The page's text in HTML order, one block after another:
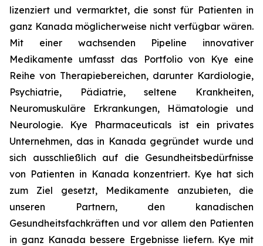
lizenziert und vermarktet, die sonst für Patienten in
ganz Kanada möglicherweise nicht verfügbar wären.
Mit einer wachsenden Pipeline innovativer
Medikamente umfasst das Portfolio von Kye eine
Reihe von Therapiebereichen, darunter Kardiologie,
Psychiatrie, Pädiatrie, seltene Krankheiten,
Neuromuskuläre Erkrankungen, Hämatologie und
Neurologie. Kye Pharmaceuticals ist ein privates
Unternehmen, das in Kanada gegründet wurde und
sich ausschließlich auf die Gesundheitsbedürfnisse
von Patienten in Kanada konzentriert. Kye hat sich
zum Ziel gesetzt, Medikamente anzubieten, die
unseren Partnern, den kanadischen
Gesundheitsfachkräften und vor allem den Patienten
in ganz Kanada bessere Ergebnisse liefern. Kye mit